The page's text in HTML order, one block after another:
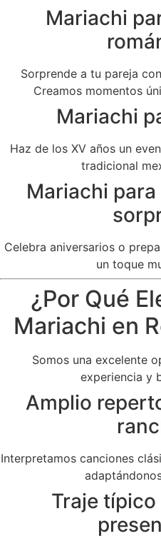
Mariachi
Sorprende a tu pareja
Creamos momentos
Mariachi
Haz de los XV años un
tradicional
Mariachi
Celebra aniversarios o
un toque
¿Por Qué
Mariachi en
Somos una excelente
experiencia y
Amplio
Interpretamos canciones
Traje